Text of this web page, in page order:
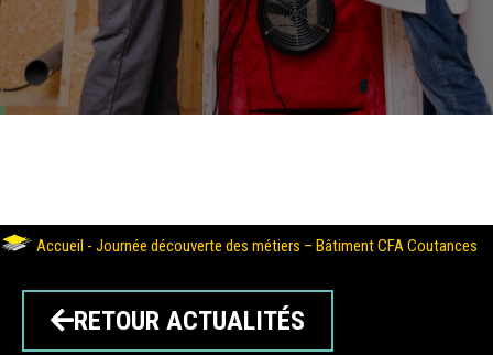
Accueil - Journée découverte des métiers – Bâtiment CFA Coutances
RETOUR ACTUALITÉS